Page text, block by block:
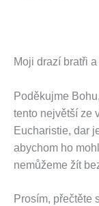
Moji drazí bratři
Poděkujme
tento největší ze
Eucharistie, dar
abychom ho
nemůžeme žít
Prosím, přečtěte